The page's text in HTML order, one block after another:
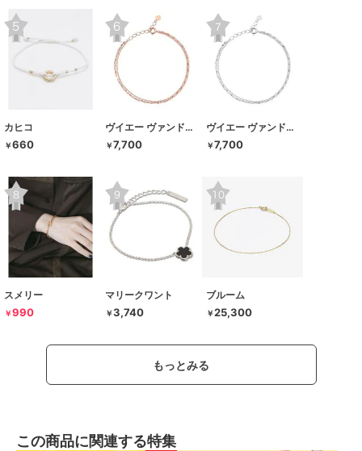
カヒコ
￥660
ヴイエー ヴァンドーム青山
￥7,700
ヴイエー ヴァンドーム青山
￥7,700
スメリー
￥990
マリークワント
￥3,740
ブルーム
￥25,300
もっとみる
この商品に関連する特集